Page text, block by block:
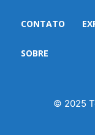
CONTATO
SOBRE
© 2025